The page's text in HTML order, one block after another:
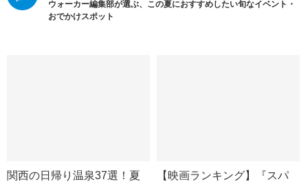
ウォーカー編集部が選ぶ、この夏におすすめしたい旬なイベント・
おでかけスポット
関西の日帰り温泉37選！夏
【映画ランキング】『スパ